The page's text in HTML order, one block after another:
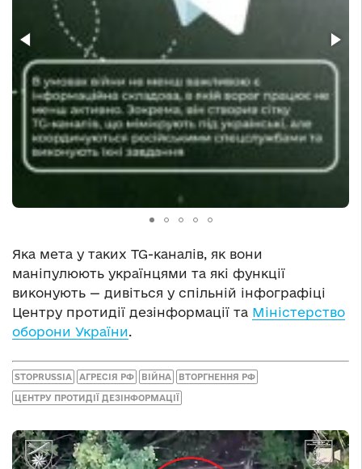
Яка мета у таких TG-каналів, як вони
маніпулюють українцями та які функції
виконують — дивіться у спільній інфографіці
Центру протидії дезінформації та Міністерство
оборони України.
STOPRUSSIA АГРЕСІЯ РФ ВІЙНА ВТОРГНЕННЯ РФ
ЦЕНТРУ ПРОТИДІЇ ДЕЗІНФОРМАЦІЇ